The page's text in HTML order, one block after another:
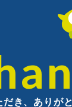
き、ありが